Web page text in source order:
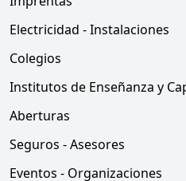
Electricidad - Instalaciones
Colegios
Institutos de Enseñanza y
Aberturas
Seguros - Asesores
Eventos - Organizaciones